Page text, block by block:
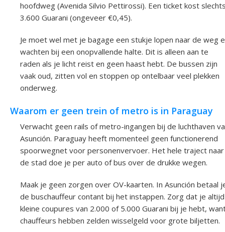
hoofdweg (Avenida Silvio Pettirossi). Een ticket kost
3.600 Guarani (ongeveer €0,45).
Je moet wel met je bagage een stukje lopen naar de weg
wachten bij een onopvallende halte. Dit is alleen aan te
raden als je licht reist en geen haast hebt. De bussen zijn
vaak oud, zitten vol en stoppen op ontelbaar veel plekken
onderweg.
Waarom er geen trein of metro is in Paraguay
Verwacht geen rails of metro-ingangen bij de luchthaven
Asunción. Paraguay heeft momenteel geen functionerend
spoorwegnet voor personenvervoer. Het hele traject naar
de stad doe je per auto of bus over de drukke wegen.
Maak je geen zorgen over OV-kaarten. In Asunción betaal
de buschauffeur contant bij het instappen. Zorg dat je altijd
kleine coupures van 2.000 of 5.000 Guarani bij je hebt,
chauffeurs hebben zelden wisselgeld voor grote biljetten.